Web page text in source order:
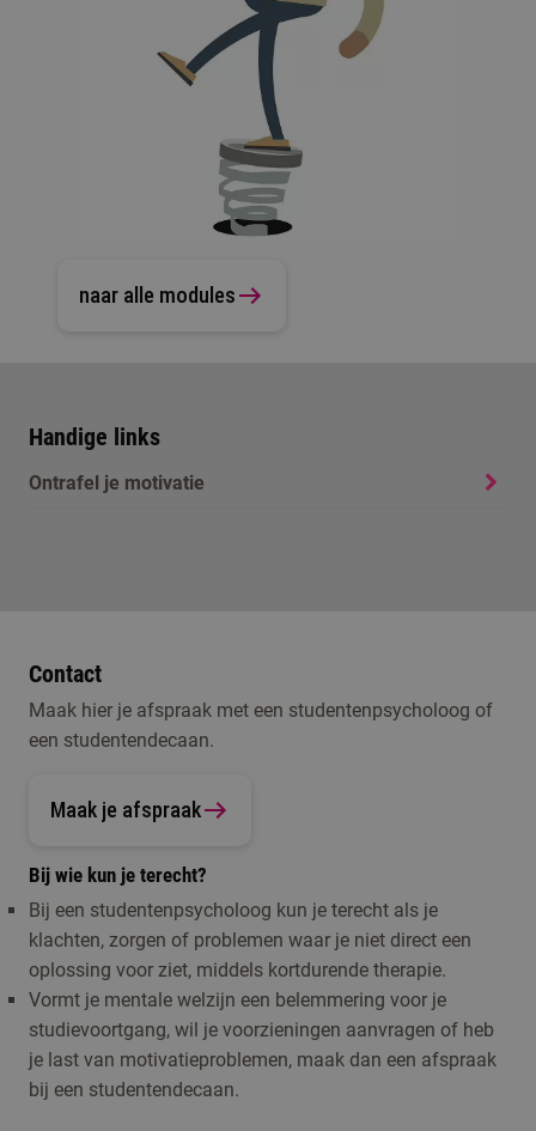
naar alle modules
Handige links
Ontrafel je motivatie
Contact
Maak hier je afspraak met een studentenpsycholoog of
een studentendecaan.
Maak je afspraak
Bij wie kun je terecht?
Bij een studentenpsycholoog kun je terecht als je
klachten, zorgen of problemen waar je niet direct een
oplossing voor ziet, middels kortdurende therapie.
Vormt je mentale welzijn een belemmering voor je
studievoortgang, wil je voorzieningen aanvragen of heb
je last van motivatieproblemen, maak dan een afspraak
bij een studentendecaan.